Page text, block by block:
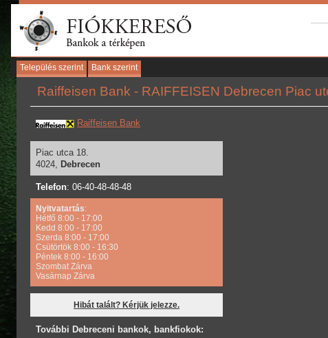
Település szerint Bank szerint
Raiffeisen Bank - RAIFFEISEN Debrecen Piac
Raiffeisen Bank
Piac utca 18.
4024, Debrecen
Telefon: 06-40-48-48-48
Nyitvatartás:
Hétfő 8:00 - 17:00
Kedd 8:00 - 17:00
Szerda 8:00 - 17:00
Csütörtök 8:00 - 16:30
Péntek 8:00 - 16:00
Szombat Zárva
Vasárnap Zárva
Hibát talált? Kérjük jelezze.
További Debreceni bankok, bankfiokok: